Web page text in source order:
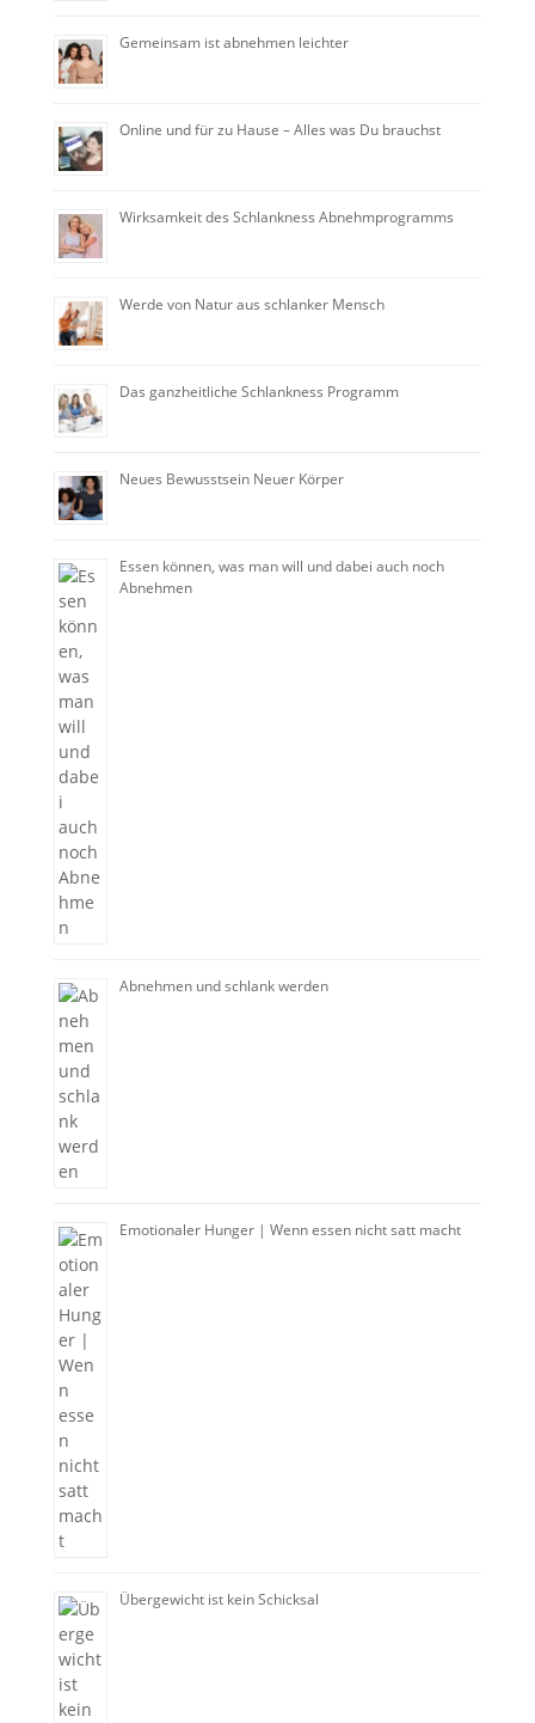
Gemeinsam ist abnehmen leichter
Online und für zu Hause – Alles was Du brauchst
Wirksamkeit des Schlankness Abnehmprogramms
Werde von Natur aus schlanker Mensch
Das ganzheitliche Schlankness Programm
Neues Bewusstsein Neuer Körper
Essen können, was man will und dabei auch noch
Abnehmen
Abnehmen und schlank werden
Emotionaler Hunger | Wenn essen nicht satt macht
Übergewicht ist kein Schicksal